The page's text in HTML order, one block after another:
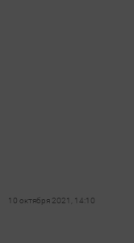
10 октября 2021, 14:10